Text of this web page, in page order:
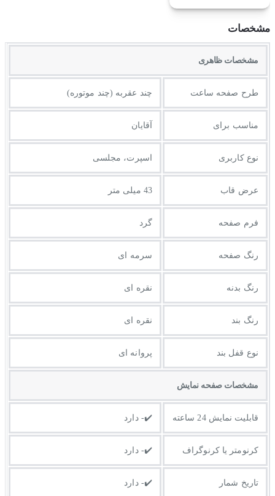
مشخصات
مشخصات ظاهری
طرح صفحه ساعت چند عقربه (چند موتوره)
مناسب برای آقایان
نوع کاربری اسپرت، مجلسی
عرض قاب 43 میلی متر
فرم صفحه گرد
رنگ صفحه سرمه ای
رنگ بدنه نقره ای
رنگ بند نقره ای
نوع قفل بند پروانه ای
مشخصات صفحه نمايش
قابلیت نمایش 24 ساعته ✔️- دارد
کرنومتر یا کرنوگراف ✔️- دارد
تاریخ شمار ✔️- دارد